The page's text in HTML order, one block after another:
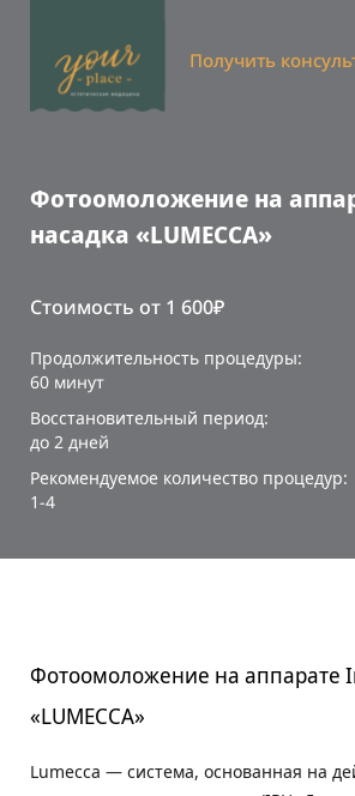
Получить
Фотоомоложение на
насадка «LUMECCA»
Стоимость от 1 600₽
Продолжительность процедуры:
60 минут
Восстановительный период:
до 2 дней
Рекомендуемое количество процедур:
1-4
Фотоомоложение на аппарате
«LUMECCA»
Lumecca — система, основанная на